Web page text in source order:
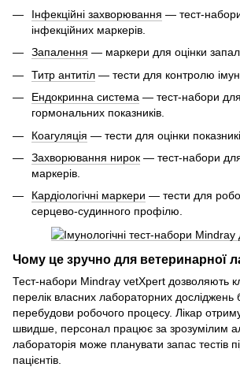
Інфекційні захворювання — тест-
інфекційних маркерів.
Запалення — маркери для оцінки
Титр антитіл — тести для контролю
Ендокринна система — тест-набори
гормональних показників.
Коагуляція — тести для оцінки
Захворювання нирок — тест-набори
маркерів.
Кардіологічні маркери — тести для
серцево-судинного профілю.
Чому це зручно для ветеринарної
Тест-набори Mindray vetXpert дозволяють
перелік власних лабораторних досліджень
перебудови робочого процесу. Лікар
швидше, персонал працює за зрозумілим
лабораторія може планувати запас тестів
пацієнтів.